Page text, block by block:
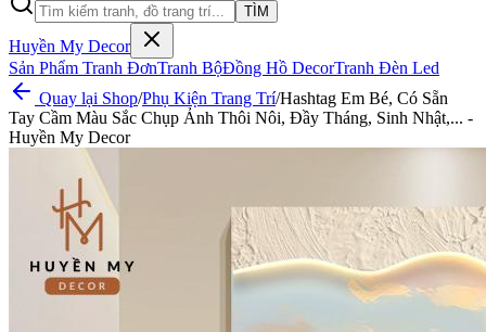
TÌM
Huyền My Decor
Sản Phẩm Tranh ĐơnTranh BộĐồng Hồ DecorTranh Đèn Led
Quay lại Shop/Phụ Kiện Trang Trí/Hashtag Em Bé, Có Sẵn
Tay Cầm Màu Sắc Chụp Ảnh Thôi Nôi, Đầy Tháng, Sinh Nhật,... -
Huyền My Decor